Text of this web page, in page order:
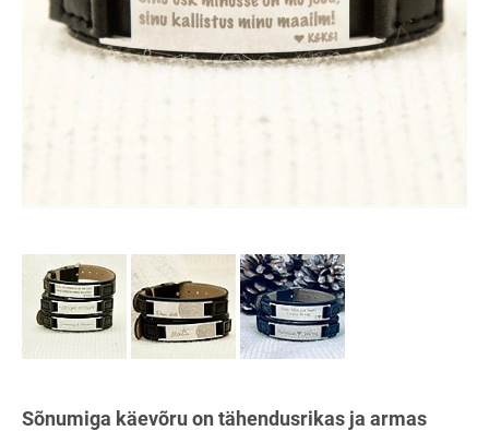
Sõnumiga käevõru on tähendusrikas ja armas